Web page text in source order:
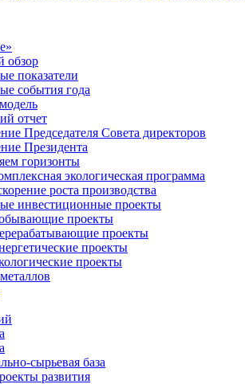
обзор
показатели
события года
отчет
Председателя Совета директоров
Президента
горизонты
экологическая программа
роста производства
инвестиционные проекты
проекты
проекты
проекты
проекты
сырьевая база
развития